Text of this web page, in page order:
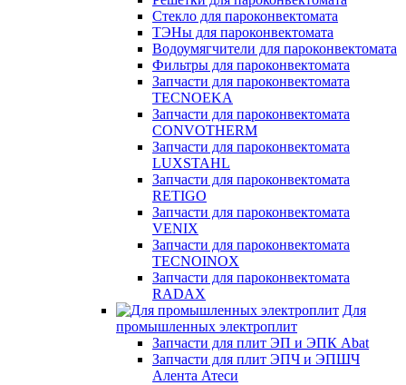
Стекло для пароконвектомата
ТЭНы для пароконвектомата
Водоумягчители для пароконвектомата
Фильтры для пароконвектомата
Запчасти для пароконвектомата
TECNOEKA
Запчасти для пароконвектомата
CONVOTHERM
Запчасти для пароконвектомата
LUXSTAHL
Запчасти для пароконвектомата
RETIGO
Запчасти для пароконвектомата
VENIX
Запчасти для пароконвектомата
TECNOINOX
Запчасти для пароконвектомата
RADAX
Для
промышленных электроплит
Запчасти для плит ЭП и ЭПК Abat
Запчасти для плит ЭПЧ и ЭПШЧ
Алента Атеси